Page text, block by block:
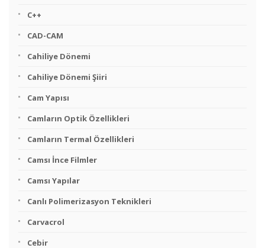
C++
CAD-CAM
Cahiliye Dönemi
Cahiliye Dönemi Şiiri
Cam Yapısı
Camların Optik Özellikleri
Camların Termal Özellikleri
Camsı İnce Filmler
Camsı Yapılar
Canlı Polimerizasyon Teknikleri
Carvacrol
Cebir